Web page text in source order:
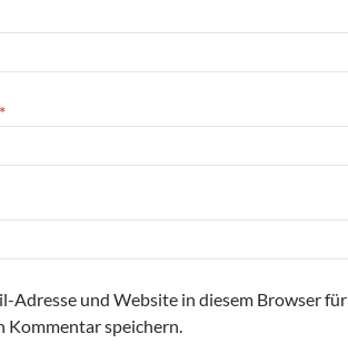
*
Adresse und Website in diesem Browser für
Kommentar speichern.